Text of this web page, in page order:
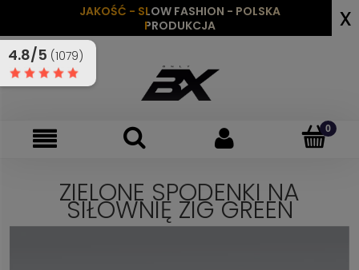
JAKOŚĆ - SLOW FASHION - POLSKA
PRODUKCJA
x
ZIELONE SPODENKI NA
SIŁOWNIĘ ZIG GREEN
4.8/5 (1079)